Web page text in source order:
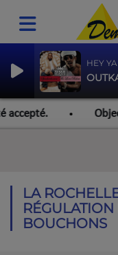
HEY YA
LA
BOUCHONS